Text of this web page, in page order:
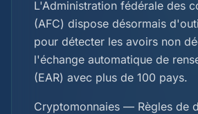
L'Administration fédérale des
(AFC) dispose désormais
pour détecter les avoirs non
l'échange automatique de
(EAR) avec plus de 100 pays.
Cryptomonnaies — Règles de